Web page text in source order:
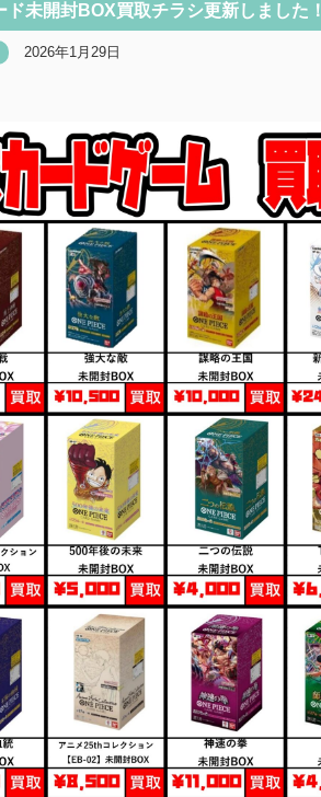
ド未開封BOX買取チラシ更新しました！
2026年1月29日